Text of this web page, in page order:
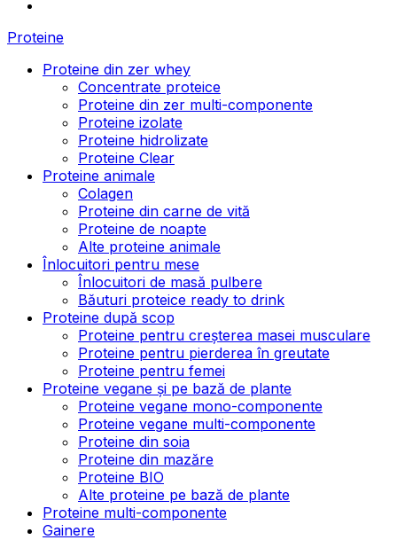
Proteine
Proteine din zer whey
Concentrate proteice
Proteine din zer multi-componente
Proteine izolate
Proteine hidrolizate
Proteine Clear
Proteine animale
Colagen
Proteine din carne de vită
Proteine de noapte
Alte proteine animale
Înlocuitori pentru mese
Înlocuitori de masă pulbere
Băuturi proteice ready to drink
Proteine după scop
Proteine pentru creșterea masei musculare
Proteine pentru pierderea în greutate
Proteine pentru femei
Proteine vegane și pe bază de plante
Proteine vegane mono-componente
Proteine vegane multi-componente
Proteine din soia
Proteine din mazăre
Proteine BIO
Alte proteine pe bază de plante
Proteine multi-componente
Gainere